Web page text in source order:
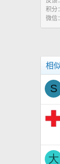
积分
微信
相
S
大